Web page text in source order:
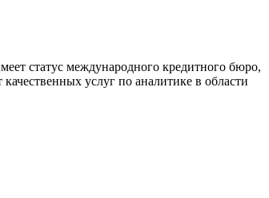
статус международного кредитного бюро,
услуг по аналитике в области